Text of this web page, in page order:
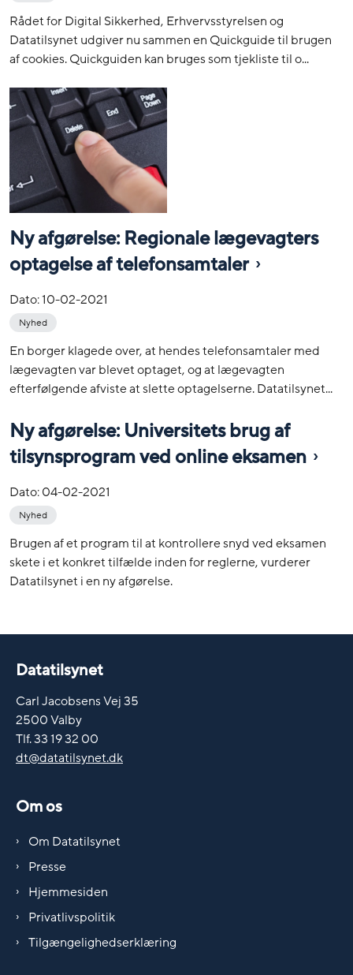
Rådet for Digital Sikkerhed, Erhvervsstyrelsen og
Datatilsynet udgiver nu sammen en Quickguide til brugen
af cookies. Quickguiden kan bruges som tjekliste til o...
Ny afgørelse: Regionale lægevagters
optagelse af telefonsamtaler
Dato:10-02-2021
Nyhed
En borger klagede over, at hendes telefonsamtaler med
lægevagten var blevet optaget, og at lægevagten
efterfølgende afviste at slette optagelserne. Datatilsynet...
Ny afgørelse: Universitets brug af
tilsynsprogram ved online eksamen
Dato:04-02-2021
Nyhed
Brugen af et program til at kontrollere snyd ved eksamen
skete i et konkret tilfælde inden for reglerne, vurderer
Datatilsynet i en ny afgørelse.
Datatilsynet
Carl Jacobsens Vej 35
2500 Valby
Tlf. 33 19 32 00
dt@datatilsynet.dk
Om os
Om Datatilsynet
Presse
Hjemmesiden
Privatlivspolitik
Tilgængelighedserklæring